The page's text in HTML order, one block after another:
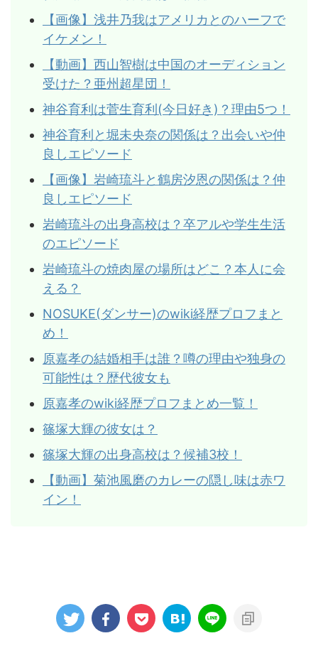
【画像】浅井乃我はアメリカとのハーフで
イケメン！
【動画】西山智樹は中国のオーディション
受けた？亜州超星団！
神谷育利は菅生育利(今日好き)？理由5つ！
神谷育利と堀未央奈の関係は？出会いや仲
良しエピソード
【画像】岩崎琉斗と鶴房汐恩の関係は？仲
良しエピソード
岩崎琉斗の出身高校は？卒アルや学生生活
のエピソード
岩崎琉斗の焼肉屋の場所はどこ？本人に会
える？
NOSUKE(ダンサー)のwiki経歴プロフまと
め！
原嘉孝の結婚相手は誰？噂の理由や独身の
可能性は？歴代彼女も
原嘉孝のwiki経歴プロフまとめ一覧！
篠塚大輝の彼女は？
篠塚大輝の出身高校は？候補3校！
【動画】菊池風磨のカレーの隠し味は赤ワ
イン！